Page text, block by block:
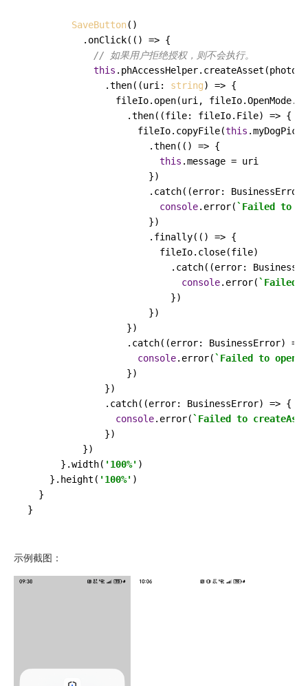
SaveButton()
          .
onClick( () => {
// 如果用户拒绝授权，则不会执行。
this . phAccessHelper. createAsset
              .
then( (uri: string) => {
                fileIo.
open(uri, fileIo.OpenMode.
                  .
then( (file: fileIo.File) => {
                    fileIo.
copyFile(this .
                      .
then( () => {
this .message = uri
                      })
                      .
catch( (error: BusinessError
console. error( `Failed to
                      })
                      .
finally( () => {
                        fileIo.
close(file)
                          .
catch( (error:
console. error( `Failed
                          })
                      })
                  })
                  .
catch( (error: BusinessError) =>
console. error( `Failed to
                  })
              })
              .
catch( (error: BusinessError) => {
console. error( `Failed to
              })
          })
      }.
width( '100%' )
    }.
height ( '100%' )
  }
}
示例截图：